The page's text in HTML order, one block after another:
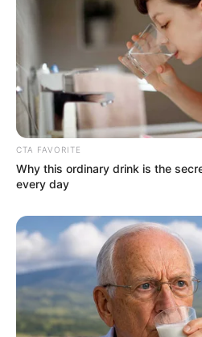
CTA FAVORITE
Why this ordinary drink is the
every day